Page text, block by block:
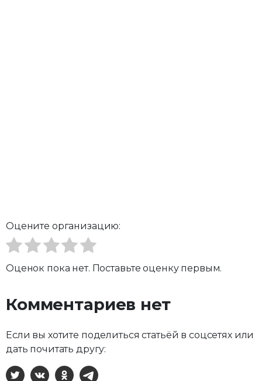
Оцените организацию:
Оценок пока нет. Поставьте оценку первым.
Комментариев нет
Если вы хотите поделиться статьёй в соцсетях или
дать почитать другу:
X ВКонтактеОдноклассники
Telegram